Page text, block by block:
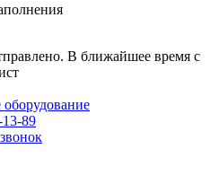
В ближайшее время с
89